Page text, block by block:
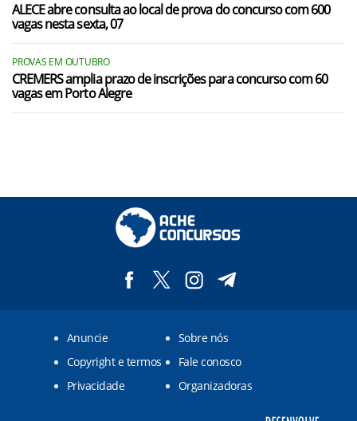
ALECE abre consulta ao local de prova do concurso com 600
vagas nesta sexta, 07
PROVAS EM OUTUBRO
CREMERS amplia prazo de inscrições para concurso com 60
vagas em Porto Alegre
Anuncie
Sobre nós
Copyright e termos
Fale conosco
Privacidade
Organizadoras